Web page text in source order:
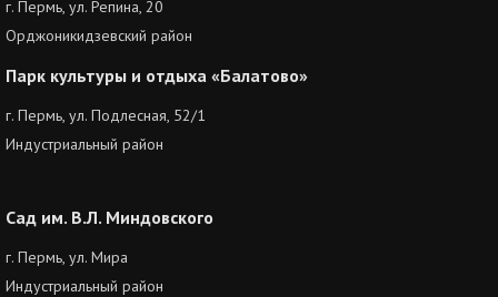
г. Пермь, ул. Репина, 20
Орджоникидзевский район
Парк культуры и отдыха «Балатово»
г. Пермь, ул. Подлесная, 52/1
Индустриальный район
Сад им. В.Л. Миндовского
г. Пермь, ул. Мира
Индустриальный район